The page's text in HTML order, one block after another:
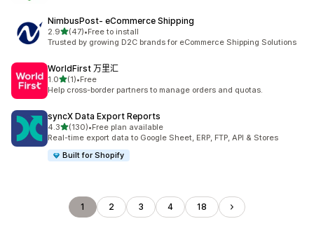
NimbusPost‑ eCommerce Shipping
2.9滿分 5 顆星
(47)
共有 47 則評價
•Free to install
Trusted by growing D2C brands for eCommerce Shipping Solutions
WorldFirst 万里汇
1.0滿分 5 顆星
(1)
共有 1 則評價
•Free
Help cross-border partners to manage orders and quotas.
syncX Data Export Reports
4.3滿分 5 顆星
(130)
共有 130 則評價
•Free plan available
Real-time export data to Google Sheet, ERP, FTP, API & Stores
Built for Shopify
1 2 3 4 18